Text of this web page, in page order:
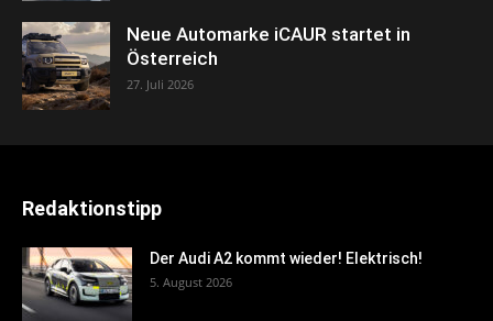
Neue Automarke iCAUR startet in
Österreich
27. Juli 2026
Redaktionstipp
Der Audi A2 kommt wieder! Elektrisch!
5. August 2026